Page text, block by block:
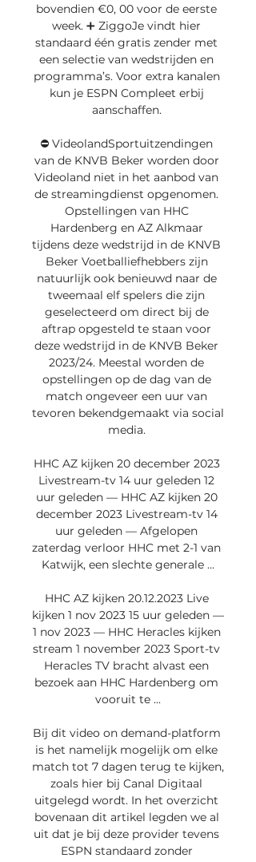
bovendien €0, 00 voor de eerste
week. ➕ ZiggoJe vindt hier
standaard één gratis zender met
een selectie van wedstrijden en
programma’s. Voor extra kanalen
kun je ESPN Compleet erbij
aanschaffen.
⛔️ VideolandSportuitzendingen
van de KNVB Beker worden door
Videoland niet in het aanbod van
de streamingdienst opgenomen.
Opstellingen van HHC
Hardenberg en AZ Alkmaar
tijdens deze wedstrijd in de KNVB
Beker Voetballiefhebbers zijn
natuurlijk ook benieuwd naar de
tweemaal elf spelers die zijn
geselecteerd om direct bij de
aftrap opgesteld te staan voor
deze wedstrijd in de KNVB Beker
2023/24. Meestal worden de
opstellingen op de dag van de
match ongeveer een uur van
tevoren bekendgemaakt via social
media.
HHC AZ kijken 20 december 2023
Livestream-tv 14 uur geleden 12
uur geleden — HHC AZ kijken 20
december 2023 Livestream-tv 14
uur geleden — Afgelopen
zaterdag verloor HHC met 2-1 van
Katwijk, een slechte generale ...
HHC AZ kijken 20.12.2023 Live
kijken 1 nov 2023 15 uur geleden —
1 nov 2023 — HHC Heracles kijken
stream 1 november 2023 Sport-tv
Heracles TV bracht alvast een
bezoek aan HHC Hardenberg om
vooruit te ...
Bij dit video on demand-platform
is het namelijk mogelijk om elke
match tot 7 dagen terug te kijken,
zoals hier bij Canal Digitaal
uitgelegd wordt. In het overzicht
bovenaan dit artikel legden we al
uit dat je bij deze provider tevens
ESPN standaard zonder